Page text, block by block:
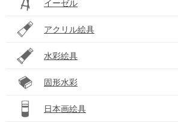
イーゼル
アクリル絵具
水彩絵具
固形水彩
日本画絵具